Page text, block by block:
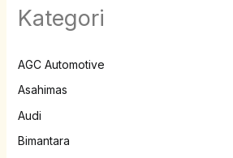
Kategori
AGC Automotive
Asahimas
Audi
Bimantara